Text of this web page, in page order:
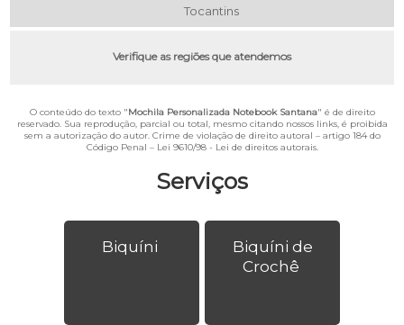
Serviços
Biquíni
Biquíni de
Crochê
Tocantins
Verifique as regiões que atendemos
O conteúdo do texto "Mochila Personalizada Notebook Santana" é de direito
reservado. Sua reprodução, parcial ou total, mesmo citando nossos links, é proibida
sem a autorização do autor. Crime de violação de direito autoral – artigo 184 do
Código Penal – Lei 9610/98 - Lei de direitos autorais.